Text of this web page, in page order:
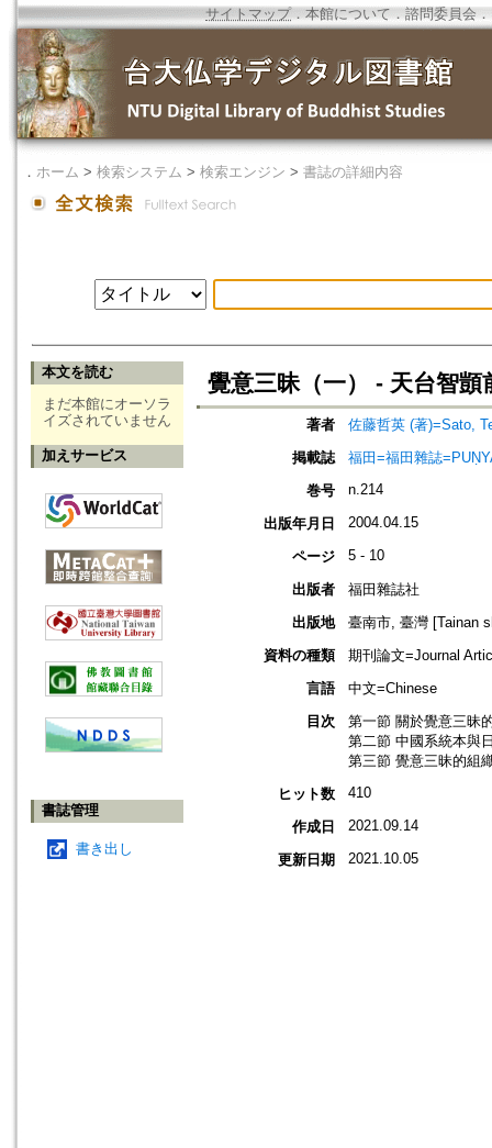
サイトマップ．本館について ． 諮問委員会 ．
． ホーム > 検索システム > 検索エンジン > 書誌の詳細内容
本文を読む
まだ本館にオーソラ
イズされていません
加えサービス
書誌管理
書き出し
覺意三昧（一） - 天台智顗
著者
佐藤哲英 (著)=Sato,
掲載誌
福田=福田雜誌
巻号
n.214
出版年月日 2004.04.15
ページ 5 - 10
出版者
福田雜誌社
出版地
臺南市, 臺灣 [Tainan
資料の種類
期刊論文=Journal
言語
中文=Chinese
目次
第一節 關於覺意三昧
第二節 中國系統本與
第三節 覺意三昧的組
ヒット数
410
作成日 2021.09.14
更新日期 2021.10.05